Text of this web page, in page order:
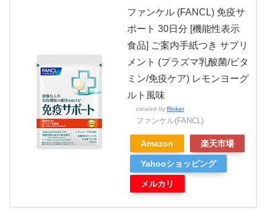
ファンケル (FANCL) 免疫サ
ポート 30日分 [機能性表示
食品] ご案内手紙つき サプリ
メント (プラズマ乳酸菌/ビタ
ミン/免疫ケア) レモンヨーグ
ルト風味
created by Rinker
ファンケル(FANCL)
Amazon 楽天市場
Yahooショッピング
メルカリ